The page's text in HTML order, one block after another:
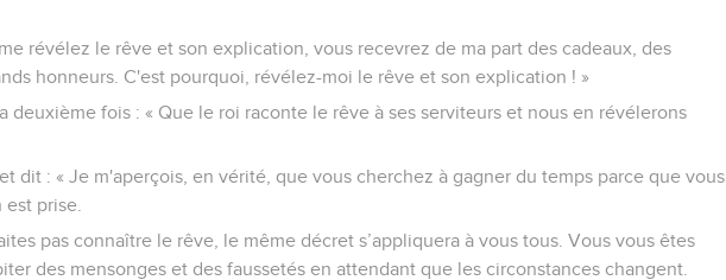
révélez le rêve et son explication, vous recevrez de ma part des cadeaux, des
honneurs. C'est pourquoi, révélez-moi le rêve et son explication ! »
deuxième fois : « Que le roi raconte le rêve à ses serviteurs et nous en révélerons
dit : « Je m'aperçois, en vérité, que vous cherchez à gagner du temps parce que vous
prise.
pas connaître le rêve, le même décret s’appliquera à vous tous. Vous vous êtes
des mensonges et des faussetés en attendant que les circonstances changent.